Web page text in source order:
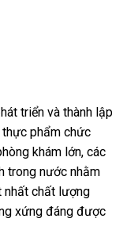
triển và thành lập
thực phẩm chức
khám lớn, các
trong nước nhằm
nhất chất lượng
xứng đáng được